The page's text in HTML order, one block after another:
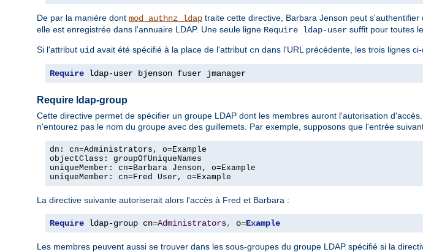
De par la manière dont mod_authnz_ldap traite cette directive, Barbara Jenson peut s'authentifier
elle est enregistrée dans l'annuaire LDAP. Une seule ligne Require ldap-user suffit pour toutes
Si l'attribut uid avait été spécifié à la place de l'attribut cn dans l'URL précédente, les trois lignes
Require ldap-user bjenson fuser jmanager
Require ldap-group
Cette directive permet de spécifier un groupe LDAP dont les membres auront l'autorisation
n'entourez pas le nom du groupe avec des guillemets. Par exemple, supposons que l'entrée
dn: cn=Administrators, o=Example
objectClass: groupOfUniqueNames
uniqueMember: cn=Barbara Jenson, o=Example
uniqueMember: cn=Fred User, o=Example
La directive suivante autoriserait alors l'accès à Fred et Barbara :
Require ldap-group cn=Administrators, o=Example
Les membres peuvent aussi se trouver dans les sous-groupes du groupe LDAP spécifié si la